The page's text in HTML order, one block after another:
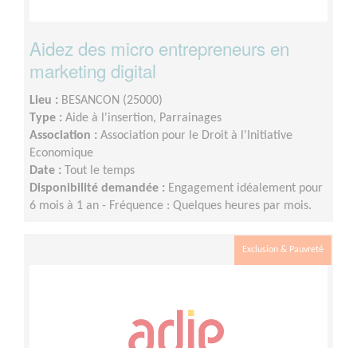
Aidez des micro entrepreneurs en
marketing digital
Lieu : BESANCON (25000)
Type : Aide à l'insertion, Parrainages
Association : Association pour le Droit à l'Initiative
Economique
Date :
Tout le temps
Disponibilité demandée : Engagement idéalement pour
6 mois à 1 an - Fréquence : Quelques heures par mois.
Exclusion & Pauvreté